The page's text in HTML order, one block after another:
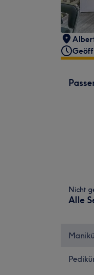
Nicht
Alle